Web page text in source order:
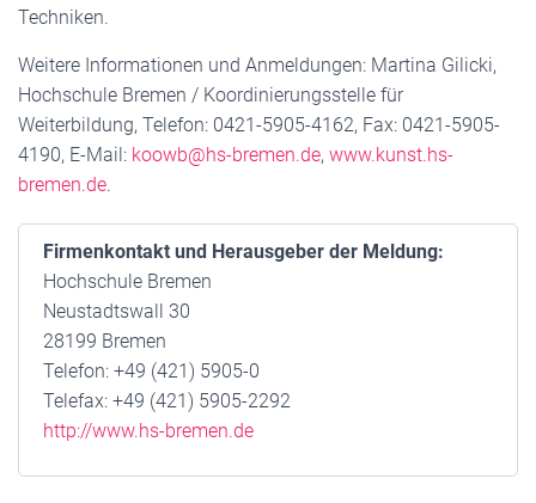
Techniken.
Weitere Informationen und Anmeldungen: Martina Gilicki,
Hochschule Bremen / Koordinierungsstelle für
Weiterbildung, Telefon: 0421-5905-4162, Fax: 0421-5905-
4190, E-Mail: koowb@hs-bremen.de, www.kunst.hs-
bremen.de.
Firmenkontakt und Herausgeber der Meldung:
Hochschule Bremen
Neustadtswall 30
28199 Bremen
Telefon: +49 (421) 5905-0
Telefax: +49 (421) 5905-2292
http://www.hs-bremen.de